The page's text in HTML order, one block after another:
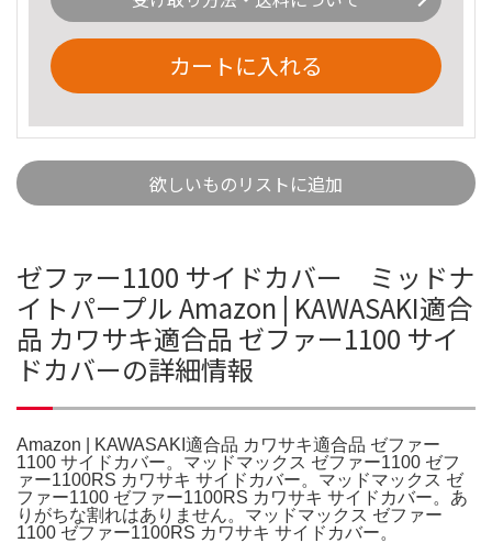
カートに入れる
欲しいものリストに追加
ゼファー1100 サイドカバー ミッドナ
イトパープル Amazon | KAWASAKI適合
品 カワサキ適合品 ゼファー1100 サイ
ドカバーの詳細情報
Amazon | KAWASAKI適合品 カワサキ適合品 ゼファー
1100 サイドカバー。マッドマックス ゼファー1100 ゼフ
ァー1100RS カワサキ サイドカバー。マッドマックス ゼ
ファー1100 ゼファー1100RS カワサキ サイドカバー。あ
りがちな割れはありません。マッドマックス ゼファー
1100 ゼファー1100RS カワサキ サイドカバー。